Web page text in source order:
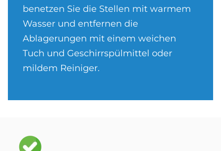
benetzen Sie die Stellen mit warmem
Wasser und entfernen die
Ablagerungen mit einem weichen
Tuch und Geschirrspülmittel oder
mildem Reiniger.
Bild